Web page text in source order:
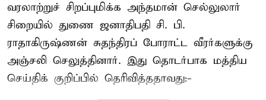
வரலாற்றுச் சிறப்புமிக்க அந்தமான் செல்லுலார்
சிறையில் துணை ஜனாதிபதி சி. பி.
ராதாகிருஷ்ணன் சுதந்திரப் போராட்ட வீரர்களுக்கு
அஞ்சலி செலுத்தினார். இது தொடர்பாக மத்திய
செய்திக் குறிப்பில் தெரிவித்ததாவது:-